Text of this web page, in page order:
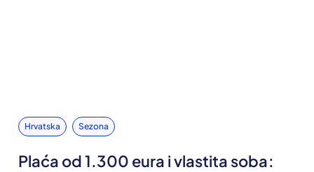
Hrvatska Sezona
Plaća od 1.300 eura i vlastita soba: